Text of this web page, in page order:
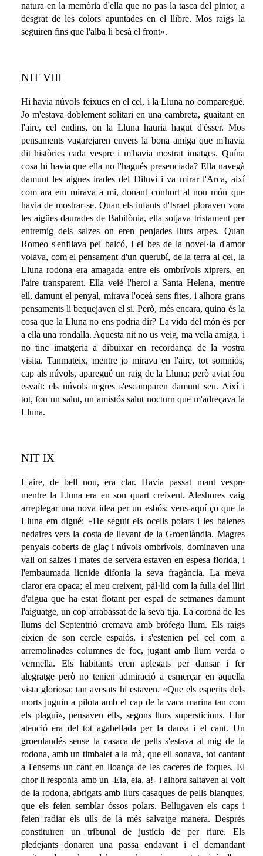
natura en la memòria d'ella que no pas la tasca del pintor, a
desgrat de les colors apuntades en el llibre. Mos raigs la
seguiren fins que l'alba li besà el front».
NIT VIII
Hi havia núvols feixucs en el cel, i la Lluna no comparegué.
Jo m'estava doblement solitari en una cambreta, guaitant en
l'aire, cel endins, on la Lluna hauria hagut d'ésser. Mos
pensaments vagarejaren envers la bona amiga que m'havia
dit històries cada vespre i m'havia mostrat imatges. Quína
cosa hi havia que ella no l'hagués presenciada? Ella navegà
damunt les aigues irades del Diluvi i va mirar l'Arca, així
com ara em mirava a mi, donant conhort al nou món que
havia de mostrar-se. Quan els infants d'Israel ploraven vora
les aigües daurades de Babilònia, ella sotjava tristament per
entremig dels salzes on eren penjades llurs arpes. Quan
Romeo s'enfilava pel balcó, i el bes de la novel·la d'amor
volava, com el pensament d'un querubí, de la terra al cel, la
Lluna rodona era amagada entre els ombrívols xiprers, en
l'aire transparent. Ella veié l'heroi a Santa Helena, mentre
ell, damunt el penyal, mirava l'oceà sens fites, i alhora grans
pensaments li bequejaven el si. Però, més encara, quina és la
cosa que la Lluna no ens podria dir? La vida del món és per
a ella una rondalla. Aquesta nit no us veig, ma vella amiga, i
no tinc imatgeria a dibuixar en recordança de la vostra
visita. Tanmateix, mentre jo mirava en l'aire, tot somniós,
cap als núvols, aparegué un raig de la Lluna; però aviat fou
esvaït: els núvols negres s'escamparen damunt seu. Així i
tot, fou un salut, un amistós salut nocturn que m'adreçava la
Lluna.
NIT IX
L'aire, de bell nou, era clar. Havia passat mant vespre
mentre la Lluna era en son quart creixent. Aleshores vaig
arreplegar una nova idea per un esbós: veus-aquí ço que la
Lluna em digué: «He seguit els ocells polars i les balenes
nedaires vers la costa de llevant de la Groenlàndia. Magres
penyals coberts de glaç i núvols ombrívols, dominaven una
vall on salzes i mates de servera estaven en espesa florida, i
l'embaumada licnide difonia la seva fragància. La meva
claror era opaca; el meu creixent, pàl·lid com la fulla del lliri
d'aigua que ha estat flotant per espai de setmanes damunt
l'aiguatge, un cop arrabassat de la seva tija. La corona de les
llums del Septentrió cremava amb bròfega llum. Els raigs
eixien de son cercle espaiós, i s'estenien pel cel com a
arremolinades columnes de foc, jugant amb llum verda o
vermella. Els habitants eren aplegats per dansar i fer
alegratge però no tenien admiració a esmerçar en aquella
vista gloriosa: tan avesats hi estaven. «Que els esperits dels
morts juguin a pilota amb el cap de la vaca marina tan com
els plagui», pensaven ells, segons llurs supersticions. Llur
atenció era del tot agabellada per la dansa i el cant. Un
groenlandés sense la casaca de pells s'estava al mig de la
rodona, amb un timbalet a la mà, que ell sonava, tot cantant
a l'ensems un cant en lloança de les caceres de foques. El
chor li responia amb un -Eia, eia, a!- i alhora saltaven al volt
de la rodona, abrigats amb llurs casaques de pells blanques,
que els feien semblar óssos polars. Bellugaven els caps i
feien radiar els ulls de la més salvatge manera. Després
constituïren un tribunal de justícia de per riure. Els
pledejants donaren una passa endavant i el demandant